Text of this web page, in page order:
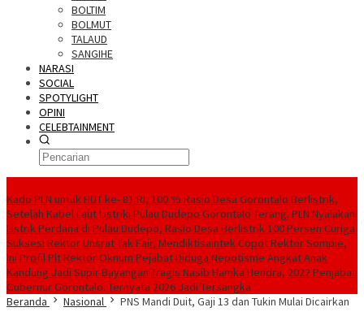
BOLTIM
BOLMUT
TALAUD
SANGIHE
NARASI
SOCIAL
SPOTYLIGHT
OPINI
CELEBTAINMENT
Kado PLN untuk HUT ke- 81 RI, 100 % Rasio Desa Gorontalo Berlistrik,
Setelah Kabel Laut Listriki Pulau Dudepo Gorontalo Terang. PLN Nyalakan
Listrik Perdana di Pulau Dudepo, Rasio Desa Berlistrik 100 Persen Curiga
Suksesi Rektor Unsrat Tak Fair, Mendiktisaintek Copot Rektor Sompie,
Ini Profil Plt RektorOknum Pejabat Diduga Nepotisme Angkat Anak
Kandung Jadi Supir Bayangan Tragis Nasib Hamka Hendra, 2022 Penjabat
Gubernur Gorontalo. Ternyata 2026 Jadi Tersangka
Beranda
Nasional PNS Mandi Duit, Gaji 13 dan Tukin Mulai Dicairkan